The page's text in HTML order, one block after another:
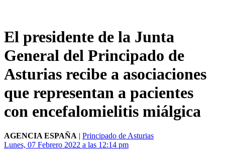
El presidente de la Junta
General del Principado de
Asturias recibe a asociaciones
que representan a pacientes
con encefalomielitis miálgica
AGENCIA ESPAÑA | Principado de Asturias
Lunes, 07 Febrero 2022 a las 12:14 pm